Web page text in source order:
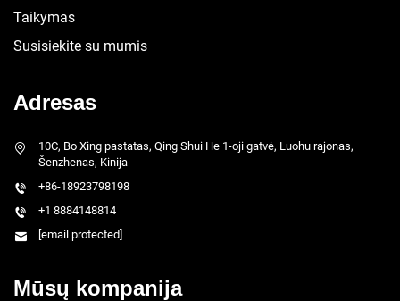
Taikymas
Susisiekite su mumis
Adresas
10C, Bo Xing pastatas, Qing Shui He 1-oji gatvė, Luohu rajonas,
Šenzhenas, Kinija
+86-18923798198
+1 8884148814
[email protected]
Mūsų kompanija